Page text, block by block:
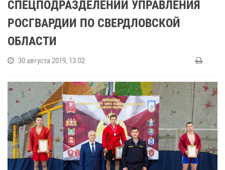
СПЕЦПОДРАЗДЕЛЕНИЙ УПРАВЛЕНИЯ
РОСГВАРДИИ ПО СВЕРДЛОВСКОЙ
ОБЛАСТИ
30 августа 2019, 13:02